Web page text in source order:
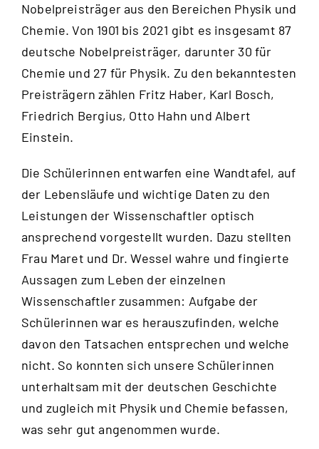
Nobelpreisträger aus den Bereichen Physik und
Chemie. Von 1901 bis 2021 gibt es insgesamt 87
deutsche Nobelpreisträger, darunter 30 für
Chemie und 27 für Physik. Zu den bekanntesten
Preisträgern zählen Fritz Haber, Karl Bosch,
Friedrich Bergius, Otto Hahn und Albert
Einstein.
Die Schülerinnen entwarfen eine Wandtafel, auf
der Lebensläufe und wichtige Daten zu den
Leistungen der Wissenschaftler optisch
ansprechend vorgestellt wurden. Dazu stellten
Frau Maret und Dr. Wessel wahre und fingierte
Aussagen zum Leben der einzelnen
Wissenschaftler zusammen: Aufgabe der
Schülerinnen war es herauszufinden, welche
davon den Tatsachen entsprechen und welche
nicht. So konnten sich unsere Schülerinnen
unterhaltsam mit der deutschen Geschichte
und zugleich mit Physik und Chemie befassen,
was sehr gut angenommen wurde.